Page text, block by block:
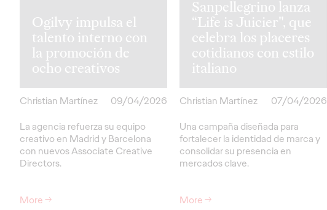
Ogilvy impulsa el
talento interno con
la promoción de
ocho creativos
Christian Martínez
09/04/2026
La agencia refuerza su equipo
creativo en Madrid y Barcelona
con nuevos Associate Creative
Directors.
More→
Sanpellegrino lanza
“Life is Juicier", que
celebra los placeres
cotidianos con estilo
italiano
Christian Martínez
07/04/2026
Una campaña diseñada para
fortalecer la identidad de marca y
consolidar su presencia en
mercados clave.
More→